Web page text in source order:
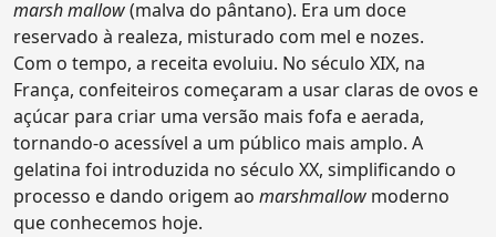
marsh mallow(malva do pântano). Era um doce
reservado à realeza, misturado com mel e nozes.
Com o tempo, a receita evoluiu. No século XIX, na
França, confeiteiros começaram a usar claras de ovos e
açúcar para criar uma versão mais fofa e aerada,
tornando-o acessível a um público mais amplo. A
gelatina foi introduzida no século XX, simplificando o
processo e dando origem ao marshmallow moderno
que conhecemos hoje.